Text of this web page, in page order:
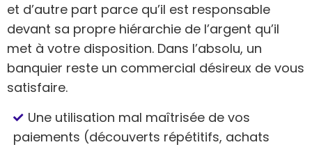
et d’autre part parce qu’il est responsable
devant sa propre hiérarchie de l’argent qu’il
met à votre disposition. Dans l’absolu, un
banquier reste un commercial désireux de vous
satisfaire.
Une utilisation mal maîtrisée de vos
paiements (découverts répétitifs, achats